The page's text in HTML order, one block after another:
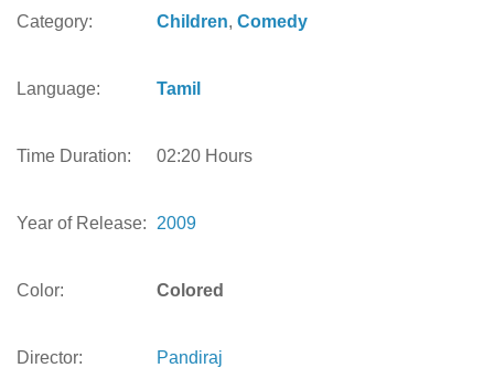
Category: Children, Comedy
Language: Tamil
Time Duration: 02:20 Hours
Year of Release: 2009
Color: Colored
Director: Pandiraj